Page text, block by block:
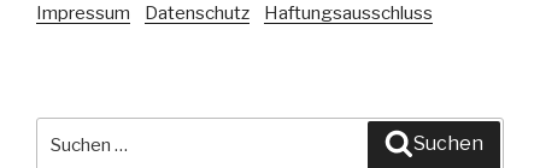
Impressum Datenschutz Haftungsausschluss
Suchen